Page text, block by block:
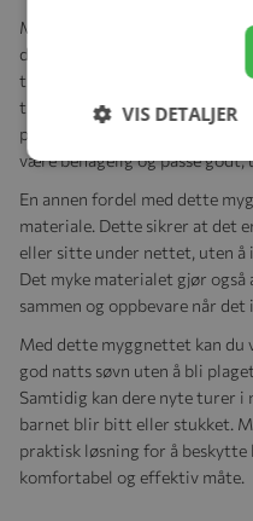
Myggnettingen er nøye
de minste insektene ikke kan
trygghet for at barnet ditt er
tillegg til å være finmasket, er
passe nøyaktig til trillekurven
være behagelig og passe godt,
En annen fordel med dette
materiale. Dette sikrer at det
eller sitte under nettet, uten å
Det myke materialet gjør
sammen og oppbevare når det
Med dette myggnettet kan
god natts søvn uten å bli
Samtidig kan dere nyte turer i
barnet blir bitt eller stukket.
praktisk løsning for å
komfortabel og effektiv måte.
VIS DETALJER